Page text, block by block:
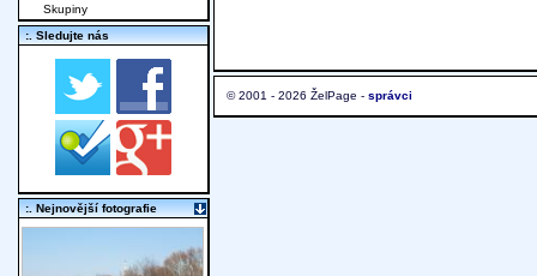
© 2001 - 2026 ŽelPage - správci
Skupiny
:. Sledujte nás
:. Nejnovější fotografie